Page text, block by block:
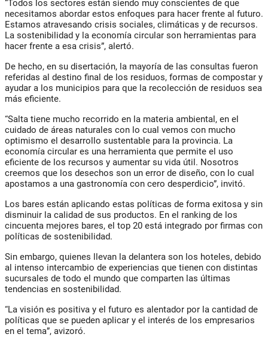
“Todos los sectores están siendo muy conscientes de que
necesitamos abordar estos enfoques para hacer frente al futuro.
Estamos atravesando crisis sociales, climáticas y de recursos.
La sostenibilidad y la economía circular son herramientas para
hacer frente a esa crisis”, alertó.
De hecho, en su disertación, la mayoría de las consultas fueron
referidas al destino final de los residuos, formas de compostar y
ayudar a los municipios para que la recolección de residuos sea
más eficiente.
“Salta tiene mucho recorrido en la materia ambiental, en el
cuidado de áreas naturales con lo cual vemos con mucho
optimismo el desarrollo sustentable para la provincia. La
economía circular es una herramienta que permite el uso
eficiente de los recursos y aumentar su vida útil. Nosotros
creemos que los desechos son un error de diseño, con lo cual
apostamos a una gastronomía con cero desperdicio”, invitó.
Los bares están aplicando estas políticas de forma exitosa y sin
disminuir la calidad de sus productos. En el ranking de los
cincuenta mejores bares, el top 20 está integrado por firmas con
políticas de sostenibilidad.
Sin embargo, quienes llevan la delantera son los hoteles, debido
al intenso intercambio de experiencias que tienen con distintas
sucursales de todo el mundo que comparten las últimas
tendencias en sostenibilidad.
“La visión es positiva y el futuro es alentador por la cantidad de
políticas que se pueden aplicar y el interés de los empresarios
en el tema”, avizoró.